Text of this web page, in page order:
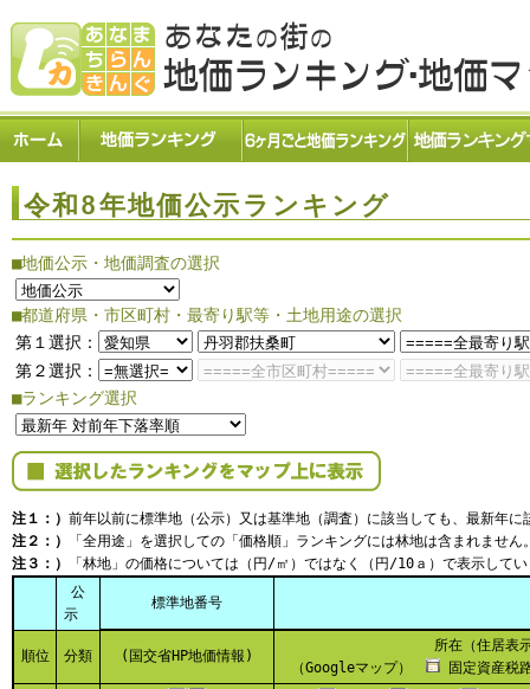
令和8年地価公示ランキング
■地価公示・地価調査の選択
■都道府県・市区町村・最寄り駅等・土地用途の選択
第１選択：
第２選択：
■ランキング選択
注１：） 前年以前に標準地（公示）又は基準地（調査）に該当しても、最新年
注２：）
「全用途」を選択しての「価格順」ランキングには林地は含まれません
注３：）
「林地」の価格については（円/㎡）ではなく（円/10ａ）で表示して
公
示
標準地番号
順位 分類 (国交省HP地価情報)
所在（住居表
（Googleマップ）
固定資産税